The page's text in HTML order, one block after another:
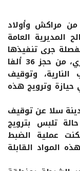
مراكش وأولاد
المديرية العامة
جرى تنفيذها
الخميس و الجمعة 18 و19 يونيو الجاري، من حجز 36 ألفا
النارية، وتوقيف
وترويج هذه
سلا عن توقيف
تلبس بترويج
عملية الضبط
حجز 15 ألفا و265 من هذه المواد القابلة